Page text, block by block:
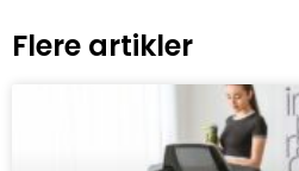
Flere artikler